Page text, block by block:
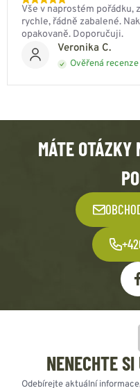
Veronika C.
Ověřená recenze
Vše v naprostém pořádku,
rychle, řádně zabalené.
opakovaně. Doporučuji.
MÁTE OTÁZKY
NENECHTE
Odebírejte aktuální